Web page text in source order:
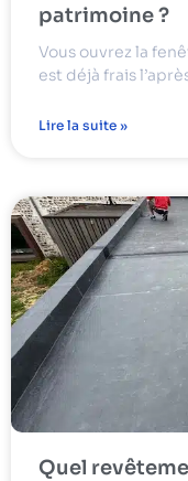
patrimoine ?
Vous ouvrez la
est déjà frais
Lire la suite »
Quel